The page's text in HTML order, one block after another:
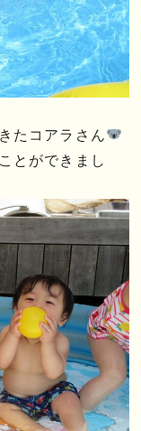
たコアラさん
とができまし